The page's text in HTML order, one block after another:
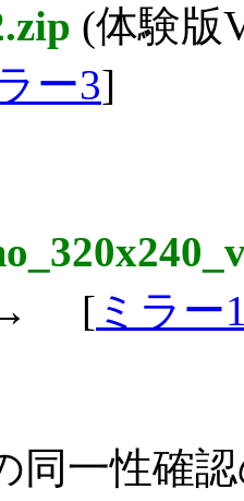
(体験
ー3]
→ [ ミラー
同一性確